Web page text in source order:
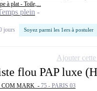
à plat - Toile,...
plein
jours Soyez parmi les 1ers à postuler
flou PAP luxe
COM MARK - 75 - PARIS 03
Ajouter